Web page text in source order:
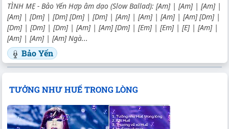
TÌNH MẸ - Bảo Yến Hợp âm dạo (Slow Ballad): [Am] | [Am] | [Am] |
[Am] | [Dm] | [Dm] [Dm] | [Dm] | [Am] | [Am] | [Am] | [Am] [Dm] |
[Dm] | [Dm] | [Dm] | [Am] | [Am] [Dm] | [Em] | [Em] | [E] | [Am] |
[Am] | [Am] | [Am] Ngà...
Bảo Yến
TƯỞNG NHƯ HUẾ TRONG LÒNG